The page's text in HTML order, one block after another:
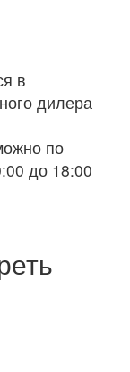
в
дилера
по
до 18:00